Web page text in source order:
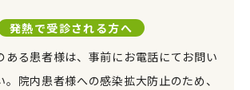
発熱で受診される方へ
ある患者様は、事前にお電話にてお問い
院内患者様への感染拡大防止のため、